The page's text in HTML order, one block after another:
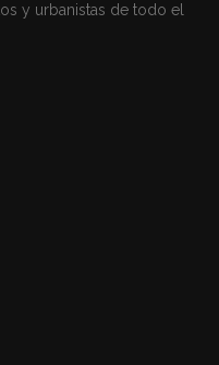
y urbanistas de todo el